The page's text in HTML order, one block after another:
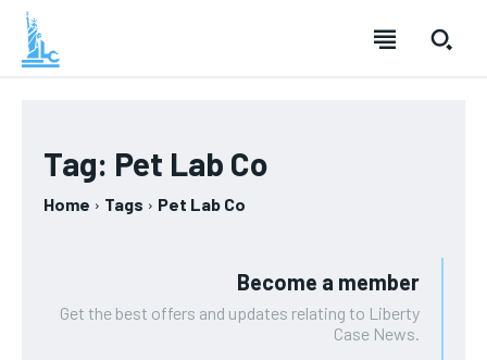
Tag: Pet Lab Co
Home Tags Pet Lab Co
Become a member
Get the best offers and updates relating to Liberty
Case News.